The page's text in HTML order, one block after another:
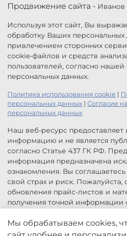
Продвижение сайта - Иванов
Используя этот сайт, Вы
обработку Ваших персональных
привлечением сторонних
cookie-файлов и средств
пользователей, согласно
персональных данных.
Политика использования cookie |
персональных данных | Согласие
персональных данных
Наш веб-ресурс предоставляет
информацию и не является
согласно Статье 437 ГК РФ.
информация предназначена
ознакомления. Вы соглашаетесь
свой страх и риск. Пожалуйста,
обновления прайс-листов и
получения точной информации
заказа услуг заполните форму
Цены, указанные на сайте
Мы обрабатываем cookies,